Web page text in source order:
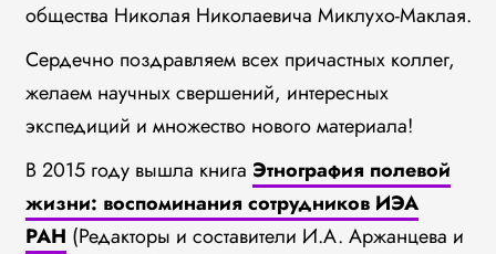
общества Николая Николаевича Миклухо-Маклая.
Сердечно поздравляем всех причастных коллег,
желаем научных свершений, интересных
экспедиций и множество нового материала!
В 2015 году вышла книга Этнография полевой
жизни: воспоминания сотрудников ИЭА
РАН (Редакторы и составители И.А. Аржанцева и